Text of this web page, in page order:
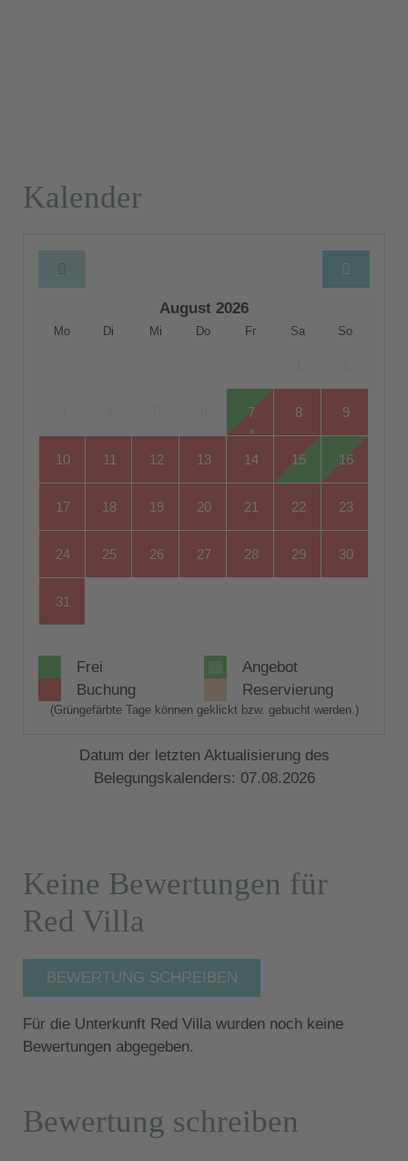
Kalender
August 2026
Mo Di Mi Do Fr Sa So
7 8 9
10 11 12 13 14 15 16
17 18 19 20 21 22 23
24 25 26 27 28 29 30
31
Frei
Angebot
Buchung
Reservierung
(Grüngefärbte Tage können geklickt bzw. gebucht werden.)
Datum der letzten Aktualisierung des
Belegungskalenders: 07.08.2026
Keine Bewertungen für
Red Villa
BEWERTUNG SCHREIBEN
Für die Unterkunft Red Villa wurden noch keine
Bewertungen abgegeben.
Bewertung schreiben